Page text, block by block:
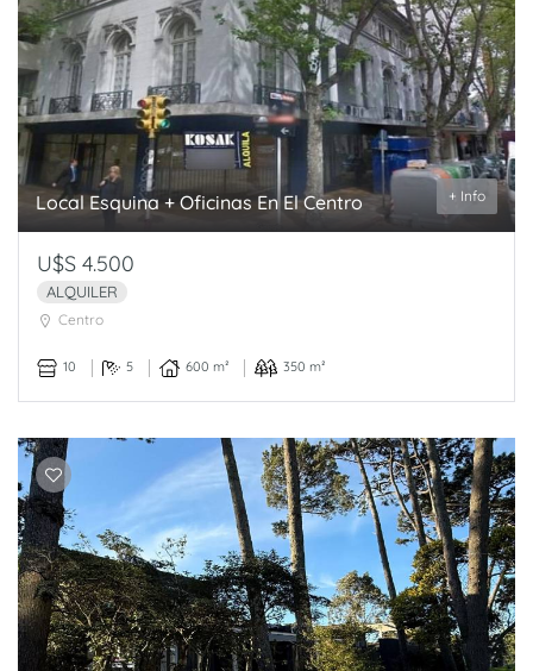
Local Esquina + Oficinas En El Centro + Info
U$S 4.500
ALQUILER
Centro
10 5 600 m² 350 m²